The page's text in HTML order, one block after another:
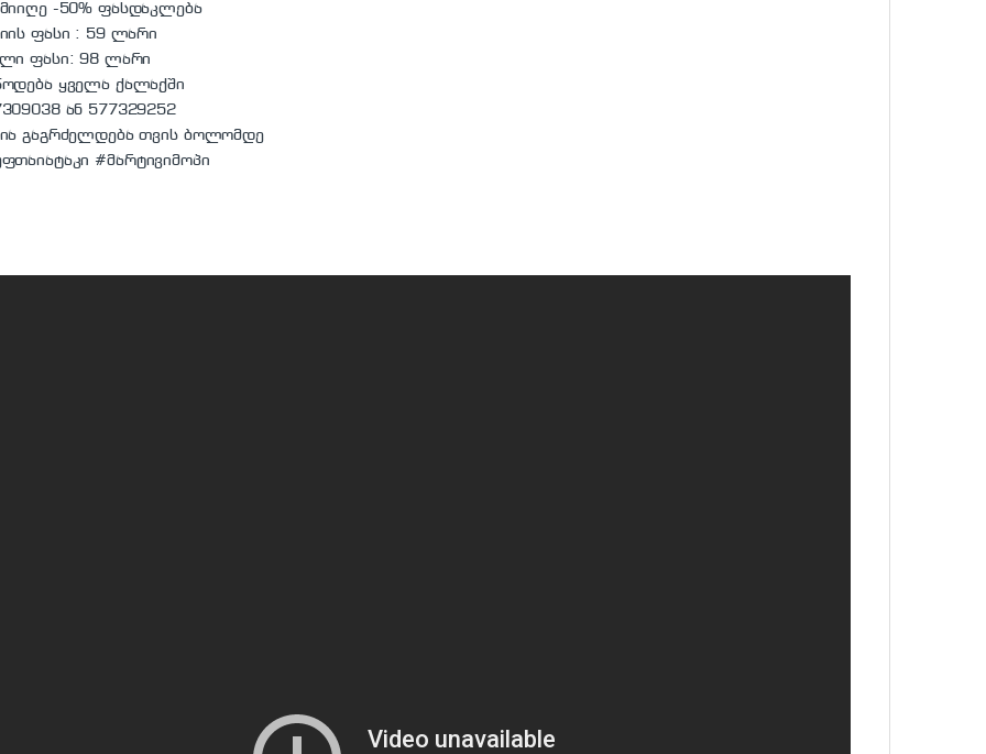
-50% ფასდაკლება
ფასი : 59 ლარი
ფასი: 98 ლარი
ყველა ქალაქში
ან 577329252
გაგრძელდება თვის ბოლომდე
#მარტივიმოპი